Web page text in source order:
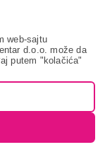
web-sajtu
d.o.o. može da
putem "kolačića"
dx-120 u...